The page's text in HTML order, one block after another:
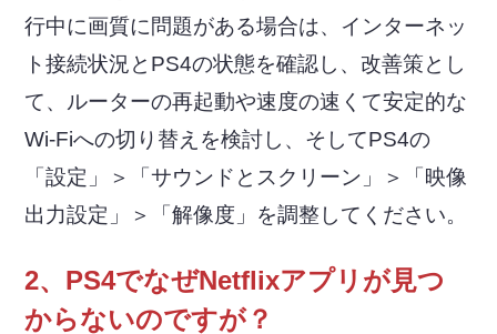
行中に画質に問題がある場合は、インターネッ
ト接続状況とPS4の状態を確認し、改善策とし
て、ルーターの再起動や速度の速くて安定的な
Wi-Fiへの切り替えを検討し、そしてPS4の
「設定」＞「サウンドとスクリーン」＞「映像
出力設定」＞「解像度」を調整してください。
2、PS4でなぜNetflixアプリが見つ
からないのですが？